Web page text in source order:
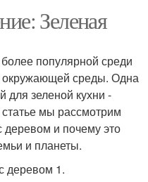
Зеленая
популярной среди
окружающей среды. Одна
для зеленой кухни -
мы рассмотрим
деревом и почему это
и планеты.
деревом 1.